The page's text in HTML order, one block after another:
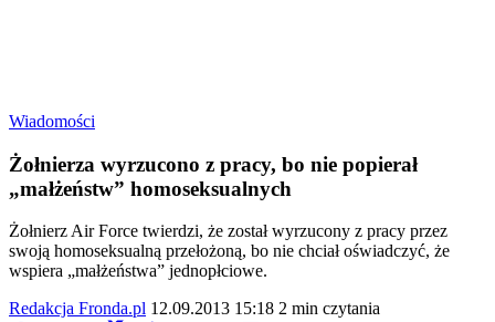
Wiadomości
Żołnierza wyrzucono z pracy, bo nie popierał
„małżeństw” homoseksualnych
Żołnierz Air Force twierdzi, że został wyrzucony z pracy przez
swoją homoseksualną przełożoną, bo nie chciał oświadczyć, że
wspiera „małżeństwa” jednopłciowe.
Redakcja Fronda.pl 12.09.2013 15:18 2 min czytania